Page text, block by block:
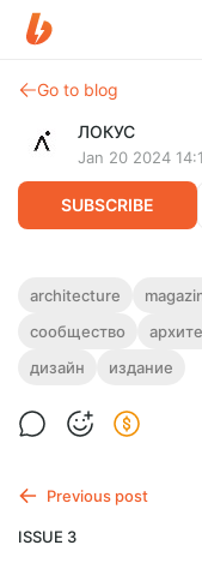
Go to blog
ЛОКУС
Jan 20 2024
SUBSCRIBE
ISSUE 3
октябрь 2022 года
210*217
мягкая обложка
architecture
сообщество
дизайн
издание
Previous post
ISSUE 3